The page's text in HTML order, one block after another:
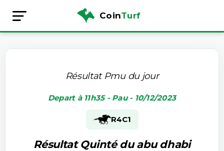
CoinTurf
Résultat Pmu du jour
Depart à 11h35 - Pau - 10/12/2023
R4C1
Résultat Quinté du abu dhabi